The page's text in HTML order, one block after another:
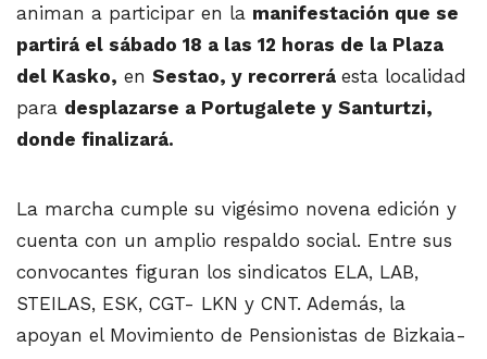
animan a participar en la manifestación que se
partirá el sábado 18 a las 12 horas de la Plaza
del Kasko, en Sestao, y recorrerá esta localidad
para desplazarse a Portugalete y Santurtzi,
donde finalizará.
La marcha cumple su vigésimo novena edición y
cuenta con un amplio respaldo social. Entre sus
convocantes figuran los sindicatos ELA, LAB,
STEILAS, ESK, CGT- LKN y CNT. Además, la
apoyan el Movimiento de Pensionistas de Bizkaia-